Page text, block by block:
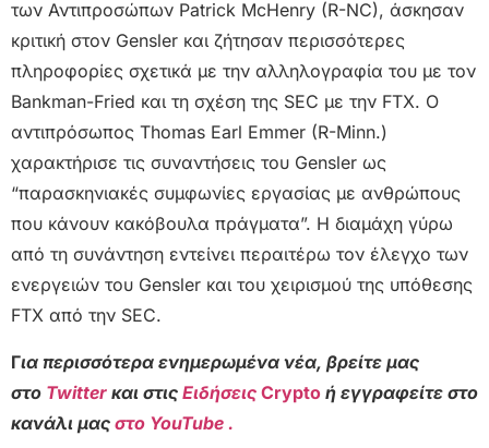
των Αντιπροσώπων Patrick McHenry (R-NC), άσκησαν
κριτική στον Gensler και ζήτησαν περισσότερες
πληροφορίες σχετικά με την αλληλογραφία του με τον
Bankman-Fried και τη σχέση της SEC με την FTX. Ο
αντιπρόσωπος Thomas Earl Emmer (R-Minn.)
χαρακτήρισε τις συναντήσεις του Gensler ως
“παρασκηνιακές συμφωνίες εργασίας με ανθρώπους
που κάνουν κακόβουλα πράγματα”. Η διαμάχη γύρω
από τη συνάντηση εντείνει περαιτέρω τον έλεγχο των
ενεργειών του Gensler και του χειρισμού της υπόθεσης
FTX από την SEC.
Για περισσότερα ενημερωμένα νέα, βρείτε μας
στο Twitter και στις Ειδήσεις Crypto ή εγγραφείτε στο
κανάλι μας στο YouTube .